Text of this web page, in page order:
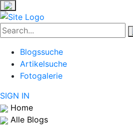
Blogssuche
Artikelsuche
Fotogalerie
SIGN IN
Home
Alle Blogs